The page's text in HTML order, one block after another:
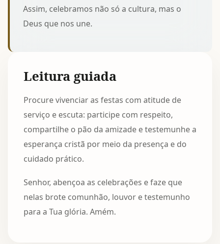
Assim, celebramos não só a cultura, mas o
Deus que nos une.
Leitura guiada
Procure vivenciar as festas com atitude de
serviço e escuta: participe com respeito,
compartilhe o pão da amizade e testemunhe a
esperança cristã por meio da presença e do
cuidado prático.
Senhor, abençoa as celebrações e faze que
nelas brote comunhão, louvor e testemunho
para a Tua glória. Amém.